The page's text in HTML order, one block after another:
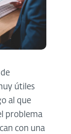
útiles
al que
problema
con una